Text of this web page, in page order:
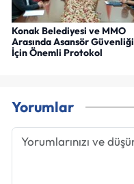
Konak Belediyesi ve MMO
Arasında Asansör Güvenliği
İçin Önemli Protokol
Yorumlar